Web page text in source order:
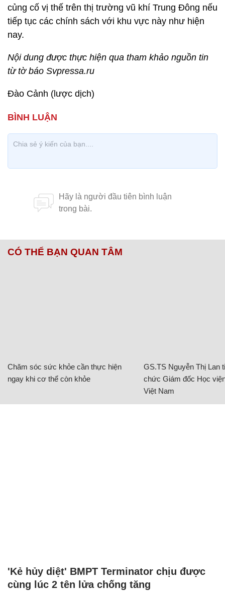
củng cố vị thế trên thị trường vũ khí Trung Đông nếu
tiếp tục các chính sách với khu vực này như hiện
nay.
Nội dung được thực hiện qua tham khảo nguồn tin
từ tờ báo Svpressa.ru
Đào Cảnh (lược dịch)
CÓ THỂ BẠN QUAN TÂM
Chăm sóc sức khỏe cần thực hiện
ngay khi cơ thể còn khỏe
GS.TS Nguyễn Thị Lan
chức Giám đốc Học
Việt Nam
'Kẻ hủy diệt' BMPT Terminator chịu được
cùng lúc 2 tên lửa chống tăng